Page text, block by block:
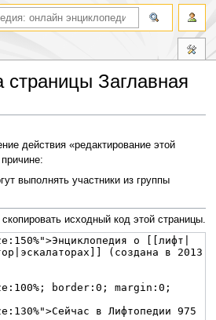
страницы Заглавная
действия «редактирование этой
выполнять участники из группы
исходный код этой страницы.